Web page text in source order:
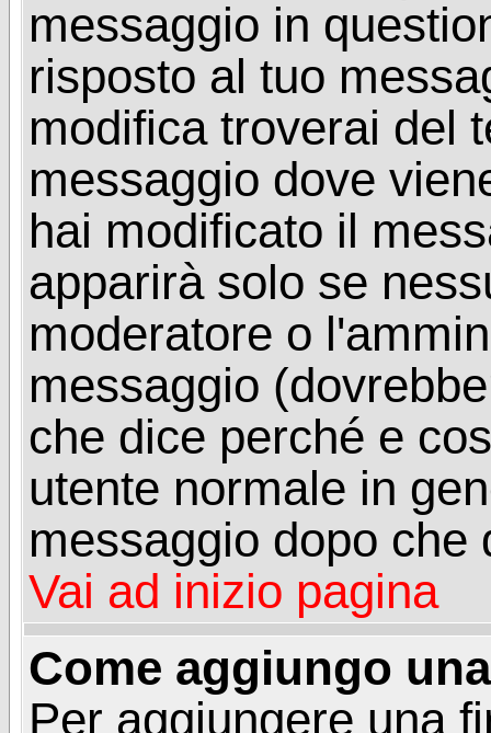
messaggio in
risposto al tuo
modifica troverai del
messaggio dove
hai modificato il
apparirà solo se
moderatore o
messaggio
che dice perché e
utente normale in
messaggio dopo che
Vai ad inizio pagina
Come aggiungo
Per aggiungere una